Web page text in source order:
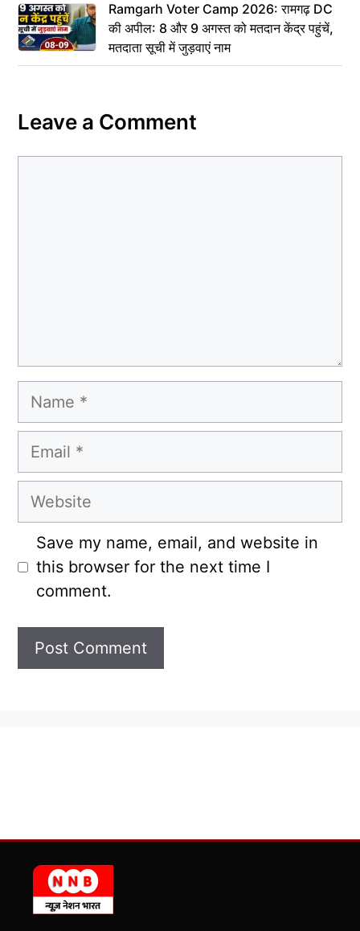
Ramgarh Voter Camp 2026: रामगढ़ DC
की अपील: 8 और 9 अगस्त को मतदान केंद्र पहुंचें,
मतदाता सूची में जुड़वाएं नाम
Leave a Comment
Name
Email
Website
Save my name, email, and website in
this browser for the next time I
comment.